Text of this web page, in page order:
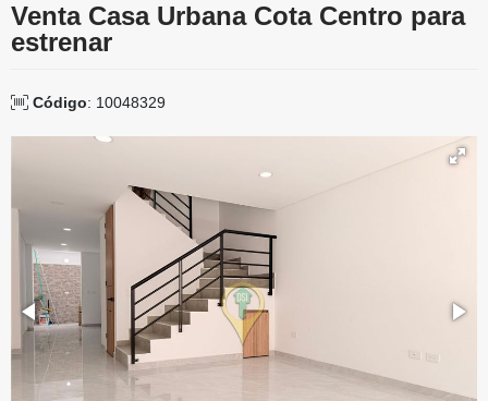
Venta Casa Urbana Cota Centro para
estrenar
Código: 10048329